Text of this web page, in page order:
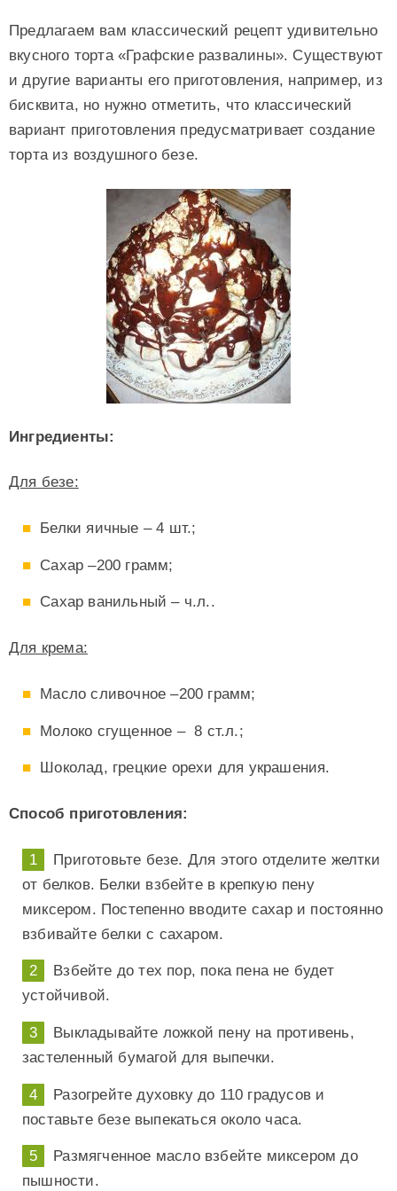
Предлагаем вам классический рецепт удивительно
вкусного торта «Графские развалины». Существуют
и другие варианты его приготовления, например, из
бисквита, но нужно отметить, что классический
вариант приготовления предусматривает создание
торта из воздушного безе.
Ингредиенты:
Для безе:
Белки яичные – 4 шт.;
Сахар –200 грамм;
Сахар ванильный – ч.л..
Для крема:
Масло сливочное –200 грамм;
Молоко сгущенное – 8 ст.л.;
Шоколад, грецкие орехи для украшения.
Способ приготовления:
Приготовьте безе. Для этого отделите желтки
от белков. Белки взбейте в крепкую пену
миксером. Постепенно вводите сахар и постоянно
взбивайте белки с сахаром.
Взбейте до тех пор, пока пена не будет
устойчивой.
Выкладывайте ложкой пену на противень,
застеленный бумагой для выпечки.
Разогрейте духовку до 110 градусов и
поставьте безе выпекаться около часа.
Размягченное масло взбейте миксером до
пышности.